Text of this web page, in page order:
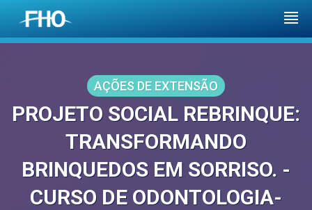
AÇÕES DE EXTENSÃO
PROJETO SOCIAL REBRINQUE:
TRANSFORMANDO
BRINQUEDOS EM SORRISO. -
CURSO DE ODONTOLOGIA-